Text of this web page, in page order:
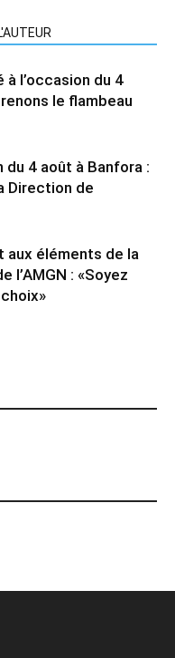
à l’occasion du 4
le flambeau
du 4 août à Banfora :
Direction de
aux éléments de la
l’AMGN : «Soyez